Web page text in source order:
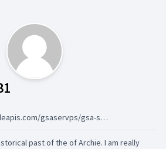
https://storage.googleapis.com/gsaservps/gsa-ser-vps-online-7-24.html
past of the of Archie. I am really